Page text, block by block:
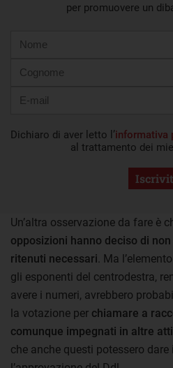
per promuovere un
mail
Dichiaro di aver letto l’informativa
al trattamento dei
Un’altra osservazione da fare è
opposizioni hanno deciso di
ritenuti necessari . Ma
gli esponenti del centrodestra,
avere i numeri, avrebbero
la votazione per chiamare a
comunque impegnati in altre
che anche questi potessero